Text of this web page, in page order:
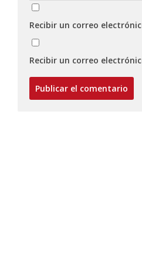
Recibir un correo
Recibir un correo